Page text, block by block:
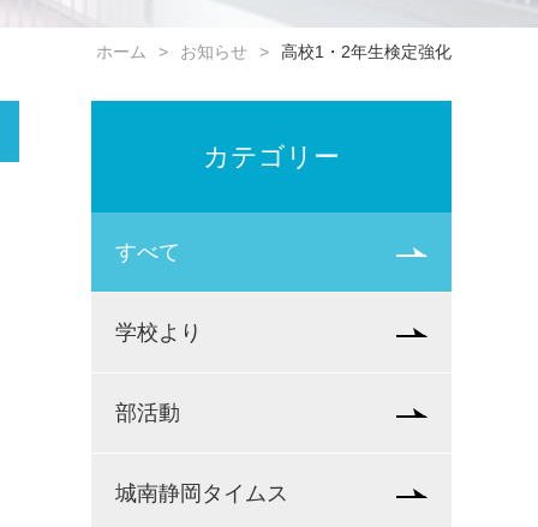
ホーム お知らせ 高校1・2年生検定強化
カテゴリー
すべて
学校より
部活動
城南静岡タイムス